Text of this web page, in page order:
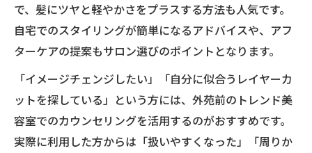
で、髪にツヤと軽やかさをプラスする方法も人気です。
自宅でのスタイリングが簡単になるアドバイスや、アフ
ターケアの提案もサロン選びのポイントとなります。
「イメージチェンジしたい」「自分に似合うレイヤーカ
ットを探している」という方には、外苑前のトレンド美
容室でのカウンセリングを活用するのがおすすめです。
実際に利用した方からは「扱いやすくなった」「周りか